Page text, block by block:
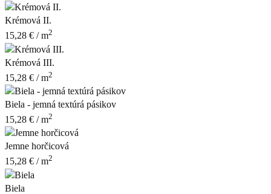
Krémová II.
15,28 € / m2
Krémová III.
15,28 € / m2
Biela - jemná textúrá pásikov
15,28 € / m2
Jemne horčicová
15,28 € / m2
Biela